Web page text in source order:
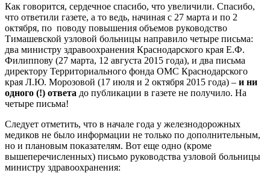
Как говорится, сердечное спасибо, что увеличили. Спасибо,
что ответили газете, а то ведь, начиная с 27 марта и по 2
октября, по поводу повышения объемов руководство
Тимашевской узловой больницы направило четыре письма:
два министру здравоохранения Краснодарского края Е.Ф.
Филиппову (27 марта, 12 августа 2015 года), и два письма
директору Территориального фонда ОМС Краснодарского
края Л.Ю. Морозовой (17 июля и 2 октября 2015 года) – и ни
одного (!) ответа до публикации в газете не получило. На
четыре письма!
Следует отметить, что в начале года у железнодорожных
медиков не было информации не только по дополнительным,
но и плановым показателям. Вот еще одно (кроме
вышеперечисленных) письмо руководства узловой больницы
министру здравоохранения: